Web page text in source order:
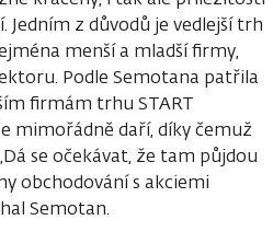
Jedním z důvodů je vedlejší trh
menší a mladší firmy,
Podle Semotana patřila
firmám trhu START
mimořádně daří, díky čemuž
se očekávat, že tam půjdou
obchodování s akciemi
Semotan.